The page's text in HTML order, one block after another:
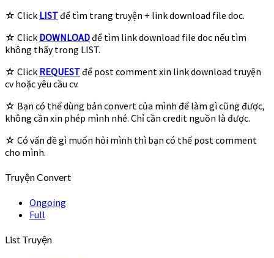
☆ Click LISTđể tìm trang truyện + link download file doc.
☆ Click DOWNLOADđể tìm link download file doc nếu tìm
không thấy trong LIST.
☆ Click REQUESTđể post comment xin link download truyện
cv hoặc yêu cầu cv.
☆ Bạn có thể dùng bản convert của mình để làm gì cũng được,
không cần xin phép mình nhé. Chỉ cần credit nguồn là được.
☆ Có vấn đề gì muốn hỏi mình thì bạn có thể post comment
cho mình.
Truyện Convert
Ongoing
Full
List Truyện